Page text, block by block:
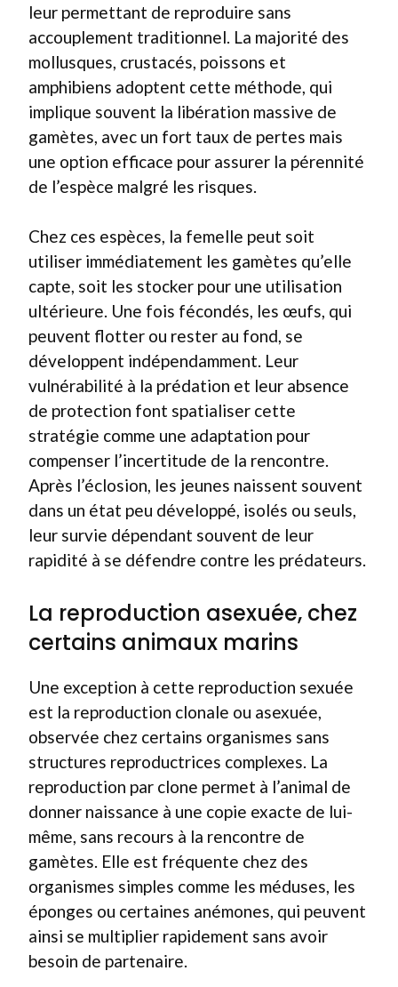
leur permettant de reproduire sans
accouplement traditionnel. La majorité des
mollusques, crustacés, poissons et
amphibiens adoptent cette méthode, qui
implique souvent la libération massive de
gamètes, avec un fort taux de pertes mais
une option efficace pour assurer la pérennité
de l’espèce malgré les risques.
Chez ces espèces, la femelle peut soit
utiliser immédiatement les gamètes qu’elle
capte, soit les stocker pour une utilisation
ultérieure. Une fois fécondés, les œufs, qui
peuvent flotter ou rester au fond, se
développent indépendamment. Leur
vulnérabilité à la prédation et leur absence
de protection font spatialiser cette
stratégie comme une adaptation pour
compenser l’incertitude de la rencontre.
Après l’éclosion, les jeunes naissent souvent
dans un état peu développé, isolés ou seuls,
leur survie dépendant souvent de leur
rapidité à se défendre contre les prédateurs.
La reproduction asexuée, chez
certains animaux marins
Une exception à cette reproduction sexuée
est la reproduction clonale ou asexuée,
observée chez certains organismes sans
structures reproductrices complexes. La
reproduction par clone permet à l’animal de
donner naissance à une copie exacte de lui-
même, sans recours à la rencontre de
gamètes. Elle est fréquente chez des
organismes simples comme les méduses, les
éponges ou certaines anémones, qui peuvent
ainsi se multiplier rapidement sans avoir
besoin de partenaire.